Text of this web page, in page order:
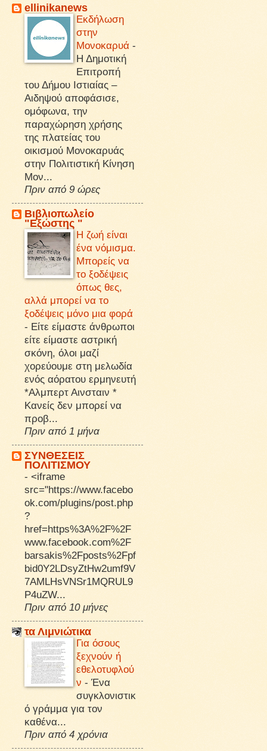
ellinikanews
Εκδήλωση
στην
Μονοκαρυά -
Η Δημοτική
Επιτροπή
του Δήμου Ιστιαίας –
Αιδηψού αποφάσισε,
ομόφωνα, την
παραχώρηση χρήσης
της πλατείας του
οικισμού Μονοκαρυάς
στην Πολιτιστική Κίνηση
Μον...
Πριν από 9 ώρες
Βιβλιοπωλείο
"Εξώστης "
Η ζωή είναι
ένα νόμισμα.
Μπορείς να
το ξοδέψεις
όπως θες,
αλλά μπορεί να το
ξοδέψεις μόνο μια φορά
- Είτε είμαστε άνθρωποι
είτε είμαστε αστρική
σκόνη, όλοι μαζί
χορεύουμε στη μελωδία
ενός αόρατου ερμηνευτή
*Αλμπερτ Αινσταιν *
Κανείς δεν μπορεί να
προβ...
Πριν από 1 μήνα
ΣΥΝΘΕΣΕΙΣ
ΠΟΛΙΤΙΣΜΟΥ
- <iframe
src="https://www.facebo
ok.com/plugins/post.php
?
href=https%3A%2F%2F
www.facebook.com%2F
barsakis%2Fposts%2Fpf
bid0Y2LDsyZtHw2umf9V
7AMLHsVNSr1MQRUL9
P4uZW...
Πριν από 10 μήνες
τα Λιμνιώτικα
Για όσους
ξεχνούν ή
εθελοτυφλού
ν - Ένα
συγκλονιστικ
ό γράμμα για τον
καθένα...
Πριν από 4 χρόνια